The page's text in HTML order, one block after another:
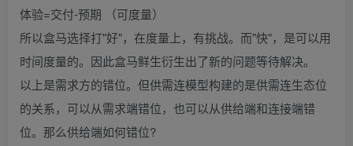
体验=交付-预期 （可度量）
所以盒马选择打"好"，在度量上，有挑战。而"快"，是可以用
时间度量的。因此盒马鲜生衍生出了新的问题等待解决。
以上是需求方的错位。但供需连模型构建的是供需连生态位
的关系，可以从需求端错位，也可以从供给端和连接端错
位。那么供给端如何错位?